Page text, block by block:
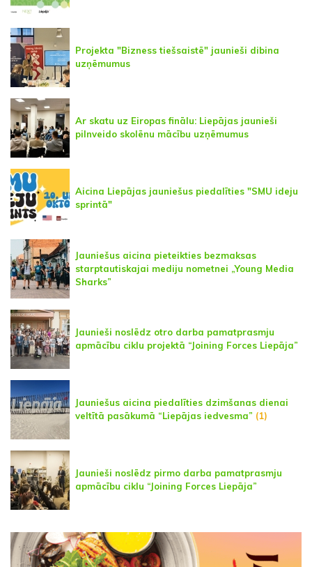
Projekta "Bizness tiešsaistē" jaunieši dibina
uzņēmumus
Ar skatu uz Eiropas finālu: Liepājas jaunieši
pilnveido skolēnu mācību uzņēmumus
Aicina Liepājas jauniešus piedalīties "SMU ideju
sprintā"
Jauniešus aicina pieteikties bezmaksas
starptautiskajai mediju nometnei „Young Media
Sharks”
Jaunieši noslēdz otro darba pamatprasmju
apmācību ciklu projektā “Joining Forces Liepāja”
Jauniešus aicina piedalīties dzimšanas dienai
veltītā pasākumā “Liepājas iedvesma” (1)
Jaunieši noslēdz pirmo darba pamatprasmju
apmācību ciklu “Joining Forces Liepāja”